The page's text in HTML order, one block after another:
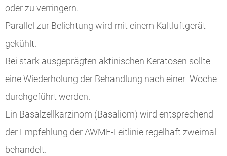
oder zu verringern.
Parallel zur Belichtung wird mit einem Kaltluftgerät
gekühlt.
Bei stark ausgeprägten aktinischen Keratosen sollte
eine Wiederholung der Behandlung nach einer Woche
durchgeführt werden.
Ein Basalzellkarzinom (Basaliom) wird entsprechend
der Empfehlung der AWMF-Leitlinie regelhaft zweimal
behandelt.